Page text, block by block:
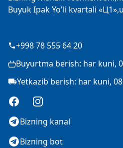
Buyuk Ipak Yo'li kvartali
+998 78 555 64 20
Buyurtma berish: har kuni,
Yetkazib berish: har kuni,
FacebookInstagram
Bizning kanal
Bizning bot